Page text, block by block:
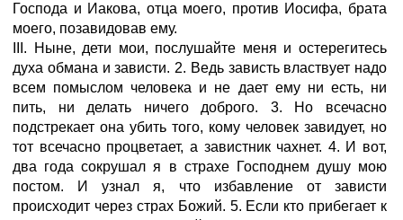
Господа и Иакова, отца моего, против Иосифа, брата
моего, позавидовав ему.
III. Ныне, дети мои, послушайте меня и остерегитесь
духа обмана и зависти. 2. Ведь зависть властвует надо
всем помыслом человека и не дает ему ни есть, ни
пить, ни делать ничего доброго. 3. Но всечасно
подстрекает она убить того, кому человек завидует, но
тот всечасно процветает, а завистник чахнет. 4. И вот,
два года сокрушал я в страхе Господнем душу мою
постом. И узнал я, что избавление от зависти
происходит через страх Божий. 5. Если кто прибегает к